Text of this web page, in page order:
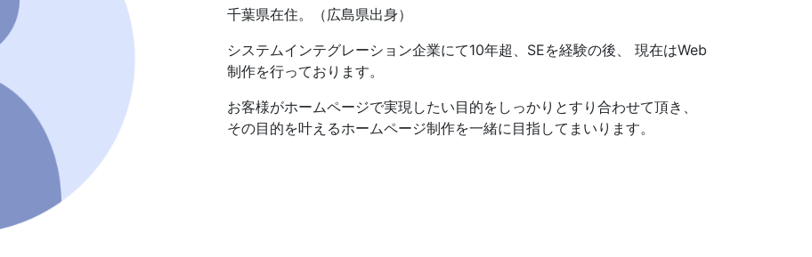
千葉県在住。（広島県出身）
システムインテグレーション企業にて10年超、SEを経験の後、 現在はWeb
制作を行っております。
お客様がホームページで実現したい目的をしっかりとすり合わせて頂き、
その目的を叶えるホームページ制作を一緒に目指してまいります。